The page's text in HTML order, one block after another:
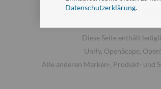
Datenschutzerklärung.
© 2000 - 2026 HAKOM
Diese Seite enthält
Unify, OpenScape,
Alle anderen Marken-, Produkt- und